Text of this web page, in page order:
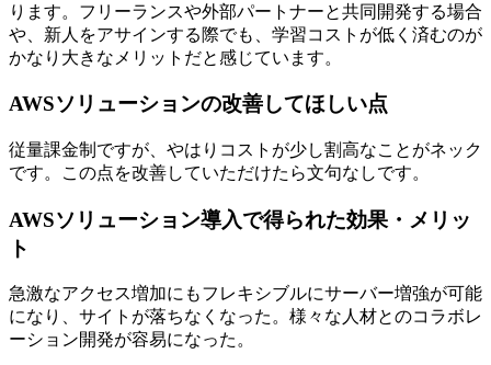
ります。フリーランスや外部パートナーと共同開発する場合
や、新人をアサインする際でも、学習コストが低く済むのが
かなり大きなメリットだと感じています。
AWSソリューションの改善してほしい点
従量課金制ですが、やはりコストが少し割高なことがネック
です。この点を改善していただけたら文句なしです。
AWSソリューション導入で得られた効果・メリッ
ト
急激なアクセス増加にもフレキシブルにサーバー増強が可能
になり、サイトが落ちなくなった。様々な人材とのコラボレ
ーション開発が容易になった。